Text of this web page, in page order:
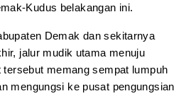
Kudus belakangan ini.
Demak dan sekitarnya
jalur mudik utama menuju
memang sempat lumpuh
mengungsi ke pusat pengungsian